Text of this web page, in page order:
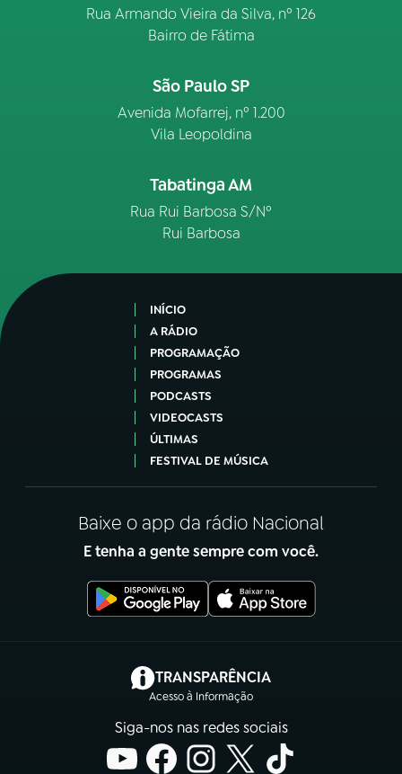
Rua Armando Vieira da Silva, nº 126
Bairro de Fátima
São Paulo SP
Avenida Mofarrej, nº 1.200
Vila Leopoldina
Tabatinga AM
Rua Rui Barbosa S/Nº
Rui Barbosa
INÍCIO
A RÁDIO
PROGRAMAÇÃO
PROGRAMAS
PODCASTS
VIDEOCASTS
ÚLTIMAS
FESTIVAL DE MÚSICA
Baixe o app da rádio Nacional
E tenha a gente sempre com você.
TRANSPARÊNCIA
Acesso à Informação
(abre em nova aba)
Siga-nos nas redes sociais